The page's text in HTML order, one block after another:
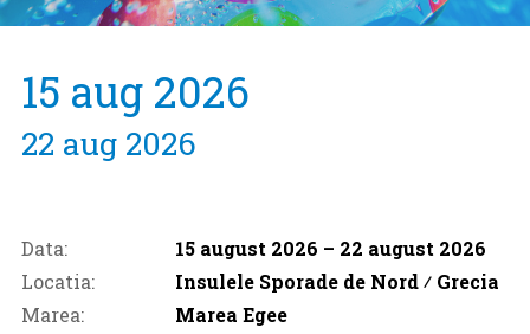
15 aug 2026
22 aug 2026
Data: 15 august 2026 – 22 august 2026
Locatia:
Insulele Sporade de Nord ⁄ Grecia
Marea:
Marea Egee